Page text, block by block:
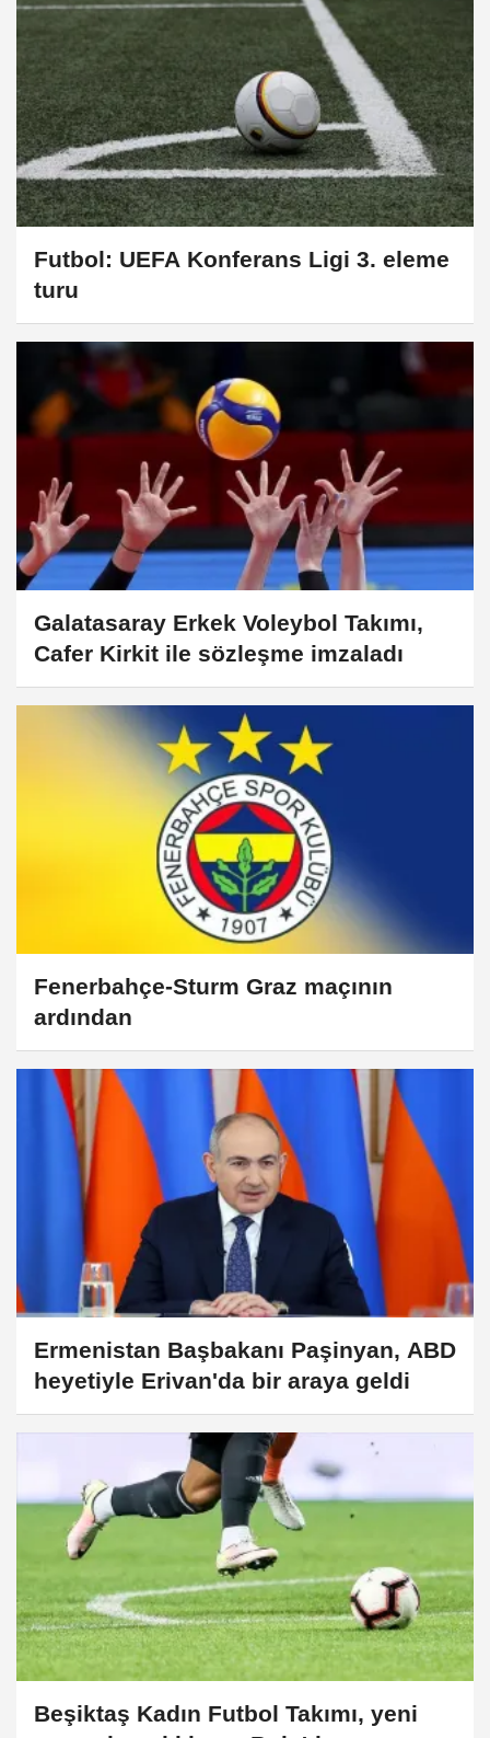
Futbol: UEFA Konferans Ligi 3. eleme
turu
Galatasaray Erkek Voleybol Takımı,
Cafer Kirkit ile sözleşme imzaladı
Fenerbahçe-Sturm Graz maçının
ardından
Ermenistan Başbakanı Paşinyan, ABD
heyetiyle Erivan'da bir araya geldi
Beşiktaş Kadın Futbol Takımı, yeni